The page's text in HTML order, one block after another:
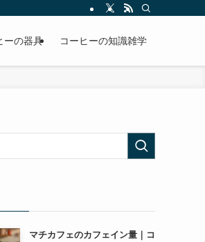
ーの器具 コーヒーの知識雑学
マチカフェのカフェイン量｜コ